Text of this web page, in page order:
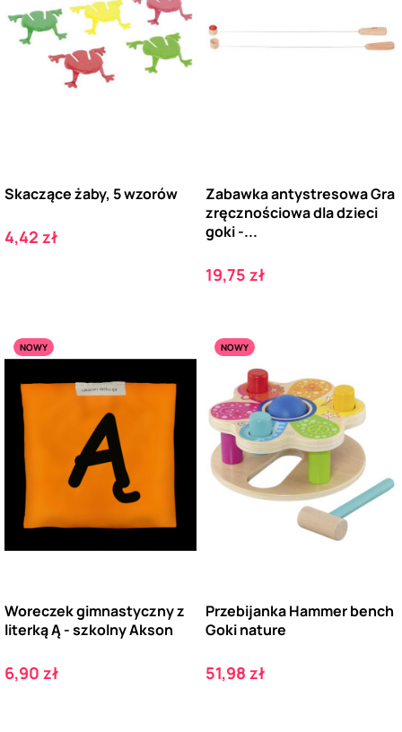
Skaczące żaby, 5 wzorów
Cena
4,42 zł
Zabawka antystresowa Gra
zręcznościowa dla dzieci
goki -...
Cena
19,75 zł
NOWY
Woreczek gimnastyczny z
literką Ą - szkolny Akson
Cena
6,90 zł
NOWY
Przebijanka Hammer bench
Goki nature
Cena
51,98 zł